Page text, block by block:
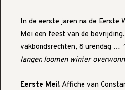
In de eerste jaren na de Eerste
Mei een feest van de
vakbondsrechten, 8 urendag …
langen loomen winter
Eerste Mei! Affiche van